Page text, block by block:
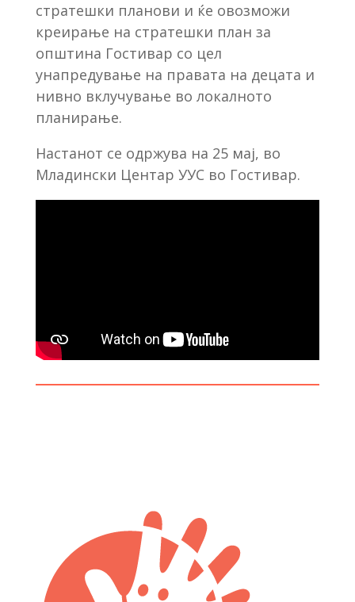
стратешки планови и ќе овозможи
креирање на стратешки план за
општина Гостивар со цел
унапредување на правата на децата и
нивно вклучување во локалното
планирање.
Настанот се одржува на 25 мај, во
Младински Центар УУC во Гостивар.